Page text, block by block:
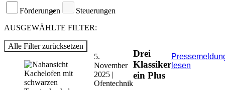
Förderungen
Steuerungen
AUSGEWÄHLTE FILTER:
Alle Filter zurücksetzen
5.
November
2025 |
Ofentechnik
Drei
Klassiker
ein Plus
lesen